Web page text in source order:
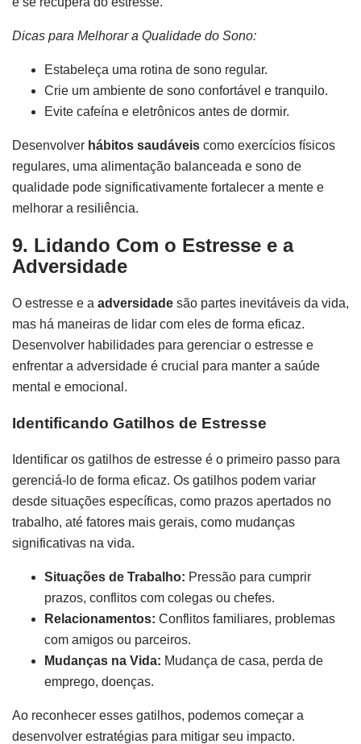
Dicas para Melhorar a Qualidade do Sono:
Estabeleça uma rotina de sono regular.
Crie um ambiente de sono confortável e tranquilo.
Evite cafeína e eletrônicos antes de dormir.
Desenvolver hábitos saudáveis como exercícios físicos
regulares, uma alimentação balanceada e sono de
qualidade pode significativamente fortalecer a mente e
melhorar a resiliência.
9. Lidando Com o Estresse e a
Adversidade
O estresse e a adversidade são partes inevitáveis da vida,
mas há maneiras de lidar com eles de forma eficaz.
Desenvolver habilidades para gerenciar o estresse e
enfrentar a adversidade é crucial para manter a saúde
mental e emocional.
Identificando Gatilhos de Estresse
Identificar os gatilhos de estresse é o primeiro passo para
gerenciá-lo de forma eficaz. Os gatilhos podem variar
desde situações específicas, como prazos apertados no
trabalho, até fatores mais gerais, como mudanças
significativas na vida.
Situações de Trabalho: Pressão para cumprir
prazos, conflitos com colegas ou chefes.
Relacionamentos: Conflitos familiares, problemas
com amigos ou parceiros.
Mudanças na Vida: Mudança de casa, perda de
emprego, doenças.
Ao reconhecer esses gatilhos, podemos começar a
desenvolver estratégias para mitigar seu impacto.